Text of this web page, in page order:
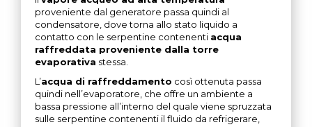
proveniente dal generatore passa quindi al
condensatore, dove torna allo stato liquido a
contatto con le serpentine contenenti acqua
raffreddata proveniente dalla torre
evaporativa stessa.
L’acqua di raffreddamento così ottenuta passa
quindi nell’evaporatore, che offre un ambiente a
bassa pressione all’interno del quale viene spruzzata
sulle serpentine contenenti il fluido da refrigerare,